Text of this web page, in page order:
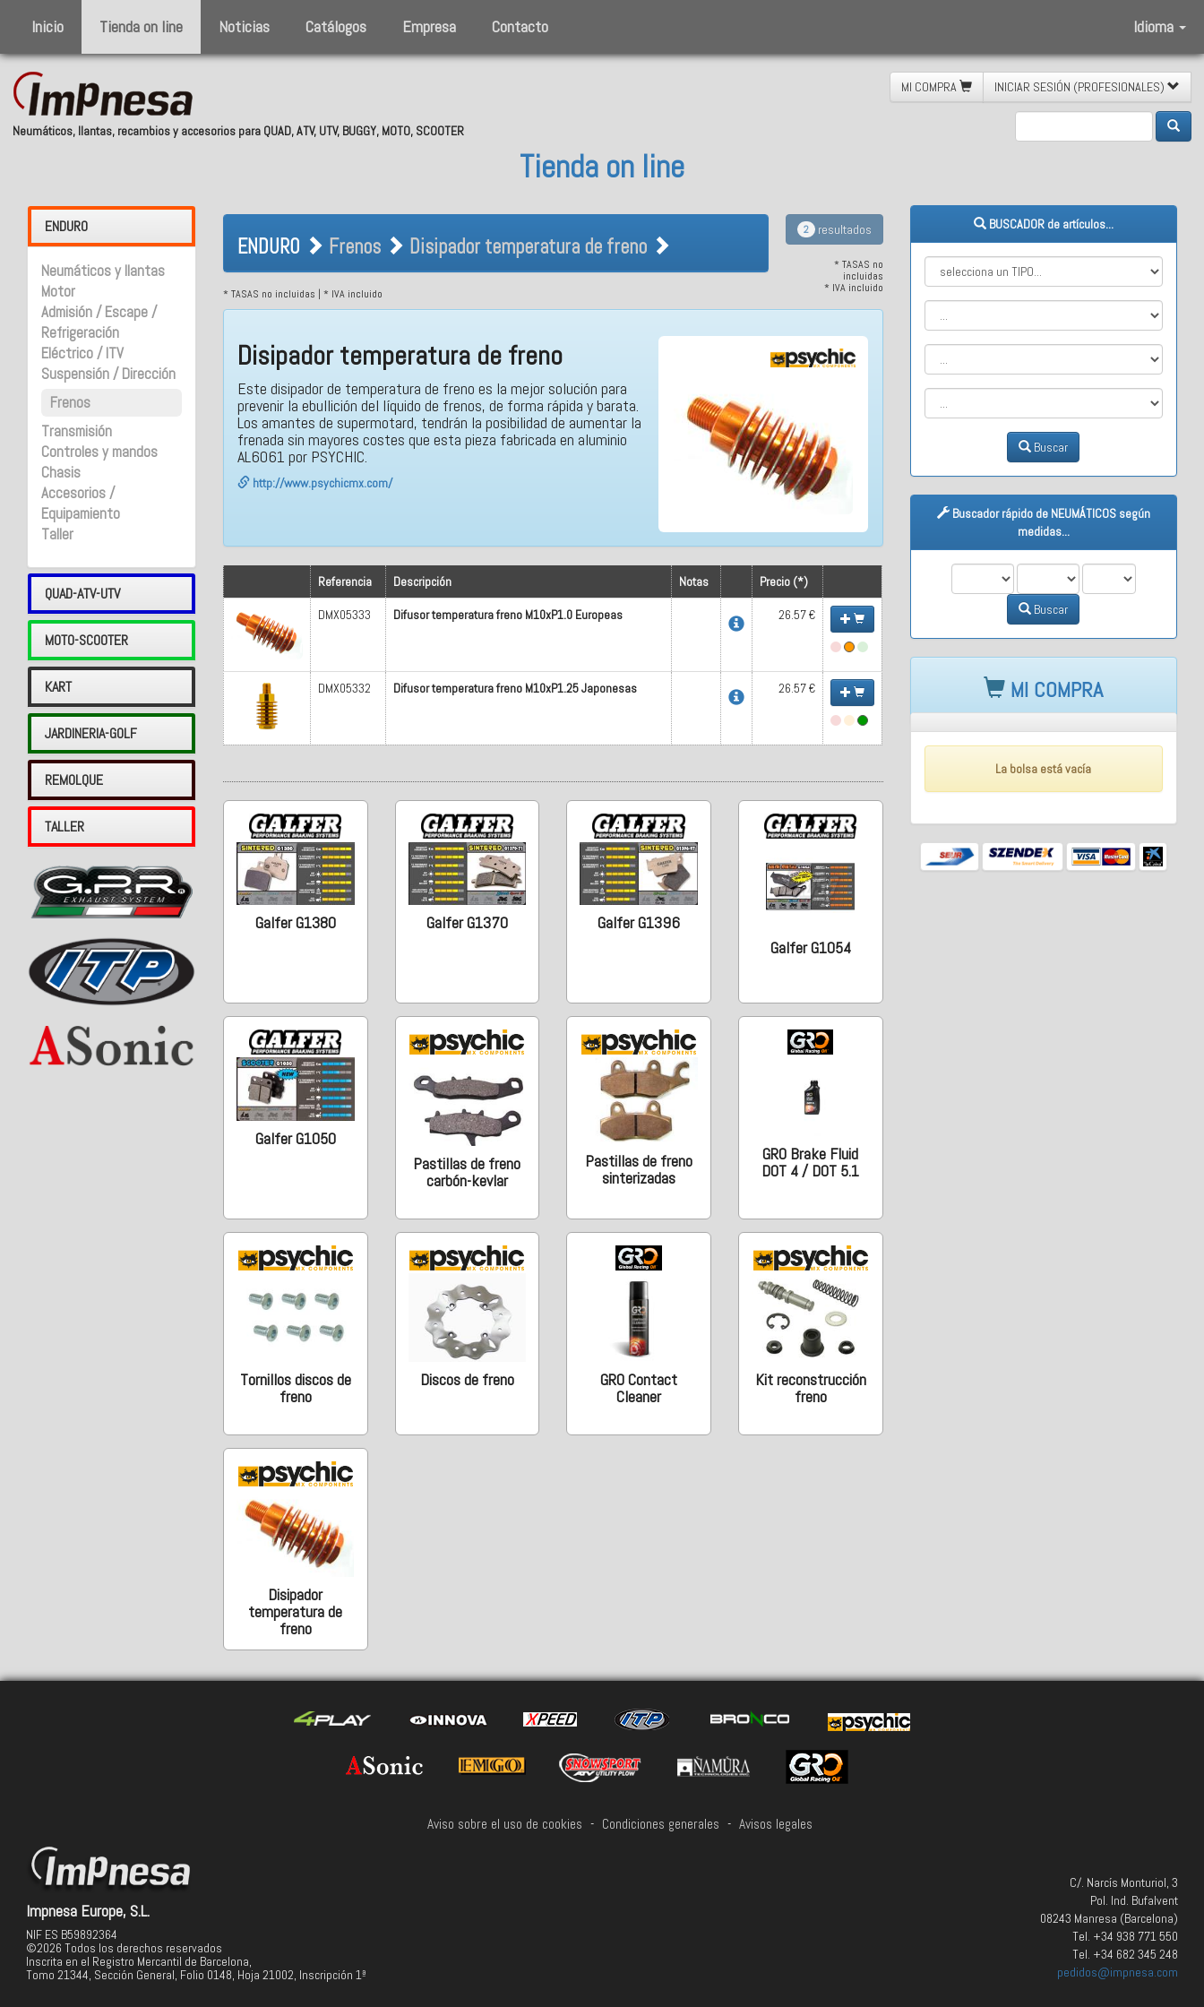
Inicio Tienda on line Noticias Catálogos Empresa Contacto Idioma
Neumáticos, llantas, recambios y accesorios para QUAD, ATV, UTV, BUGGY, MOTO, SCOOTER
MI COMPRA INICIAR SESIÓN (PROFESIONALES)
Tienda on line
ENDURO
Neumáticos y llantas
Motor
Admisión / Escape /
Refrigeración
Eléctrico / ITV
Suspensión / Dirección
Frenos
Transmisión
Controles y mandos
Chasis
Accesorios /
Equipamiento
Taller
QUAD-ATV-UTV
MOTO-SCOOTER
KART
JARDINERIA-GOLF
REMOLQUE
TALLER
ENDURO Frenos Disipador temperatura de freno
ENDURO Frenos Disipador temperatura de freno
2 resultados
* TASAS no
incluidas
* IVA incluido
* TASAS no incluidas | * IVA incluido
Disipador temperatura de freno
Este disipador de temperatura de freno es la mejor solución para
prevenir la ebullición del líquido de frenos, de forma rápida y barata.
Los amantes de supermotard, tendrán la posibilidad de aumentar la
frenada sin mayores costes que esta pieza fabricada en aluminio
AL6061 por PSYCHIC.
http://www.psychicmx.com/
Referencia Descripción Notas Precio (*)
DMX05333 Difusor temperatura freno M10xP1.0 Europeas 26.57 €
DMX05332 Difusor temperatura freno M10xP1.25 Japonesas 26.57 €
Galfer G1380 Galfer G1370
Galfer G1396
Galfer G1054
Galfer G1050
Pastillas de freno
carbón-kevlar
Pastillas de freno
sinterizadas
GRO Brake Fluid
DOT 4 / DOT 5.1
Tornillos discos de
freno
Discos de freno
GRO Contact
Cleaner
Kit reconstrucción
freno
Disipador
temperatura de
freno
BUSCADOR de artículos...
Buscar
Buscador rápido de NEUMÁTICOS según
medidas...
M1 M2 M3
Buscar
MI COMPRA
La bolsa está vacía
Aviso sobre el uso de cookies - Condiciones generales - Avisos legales
Impnesa Europe, S.L.
NIF ES B59892364
©2026 Todos los derechos reservados
Inscrita en el Registro Mercantil de Barcelona,
Tomo 21344, Sección General, Folio 0148, Hoja 21002, Inscripción 1ª
C/. Narcís Monturiol, 3
Pol. Ind. Bufalvent
08243 Manresa (Barcelona)
Tel. +34 938 771 550
Tel. +34 682 345 248
pedidos@impnesa.com